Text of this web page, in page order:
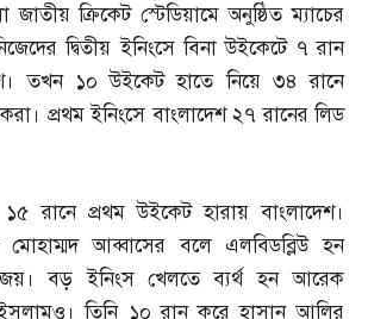
জাতীয় ক্রিকেট স্টেডিয়ামে অনুষ্ঠিত ম্যাচের
দ্বিতীয় ইনিংসে বিনা উইকেটে ৭ রান
তখন ১০ উইকেট হাতে নিয়ে ৩৪ রানে
প্রথম ইনিংসে বাংলাদেশ ২৭ রানের লিড
রানে প্রথম উইকেট হারায় বাংলাদেশ।
মোহাম্মদ আব্বাসের বলে এলবিডব্লিউ হন
বড় ইনিংস খেলতে ব্যর্থ হন আরেক
তিনি ১০ রান করে হাসান আলির